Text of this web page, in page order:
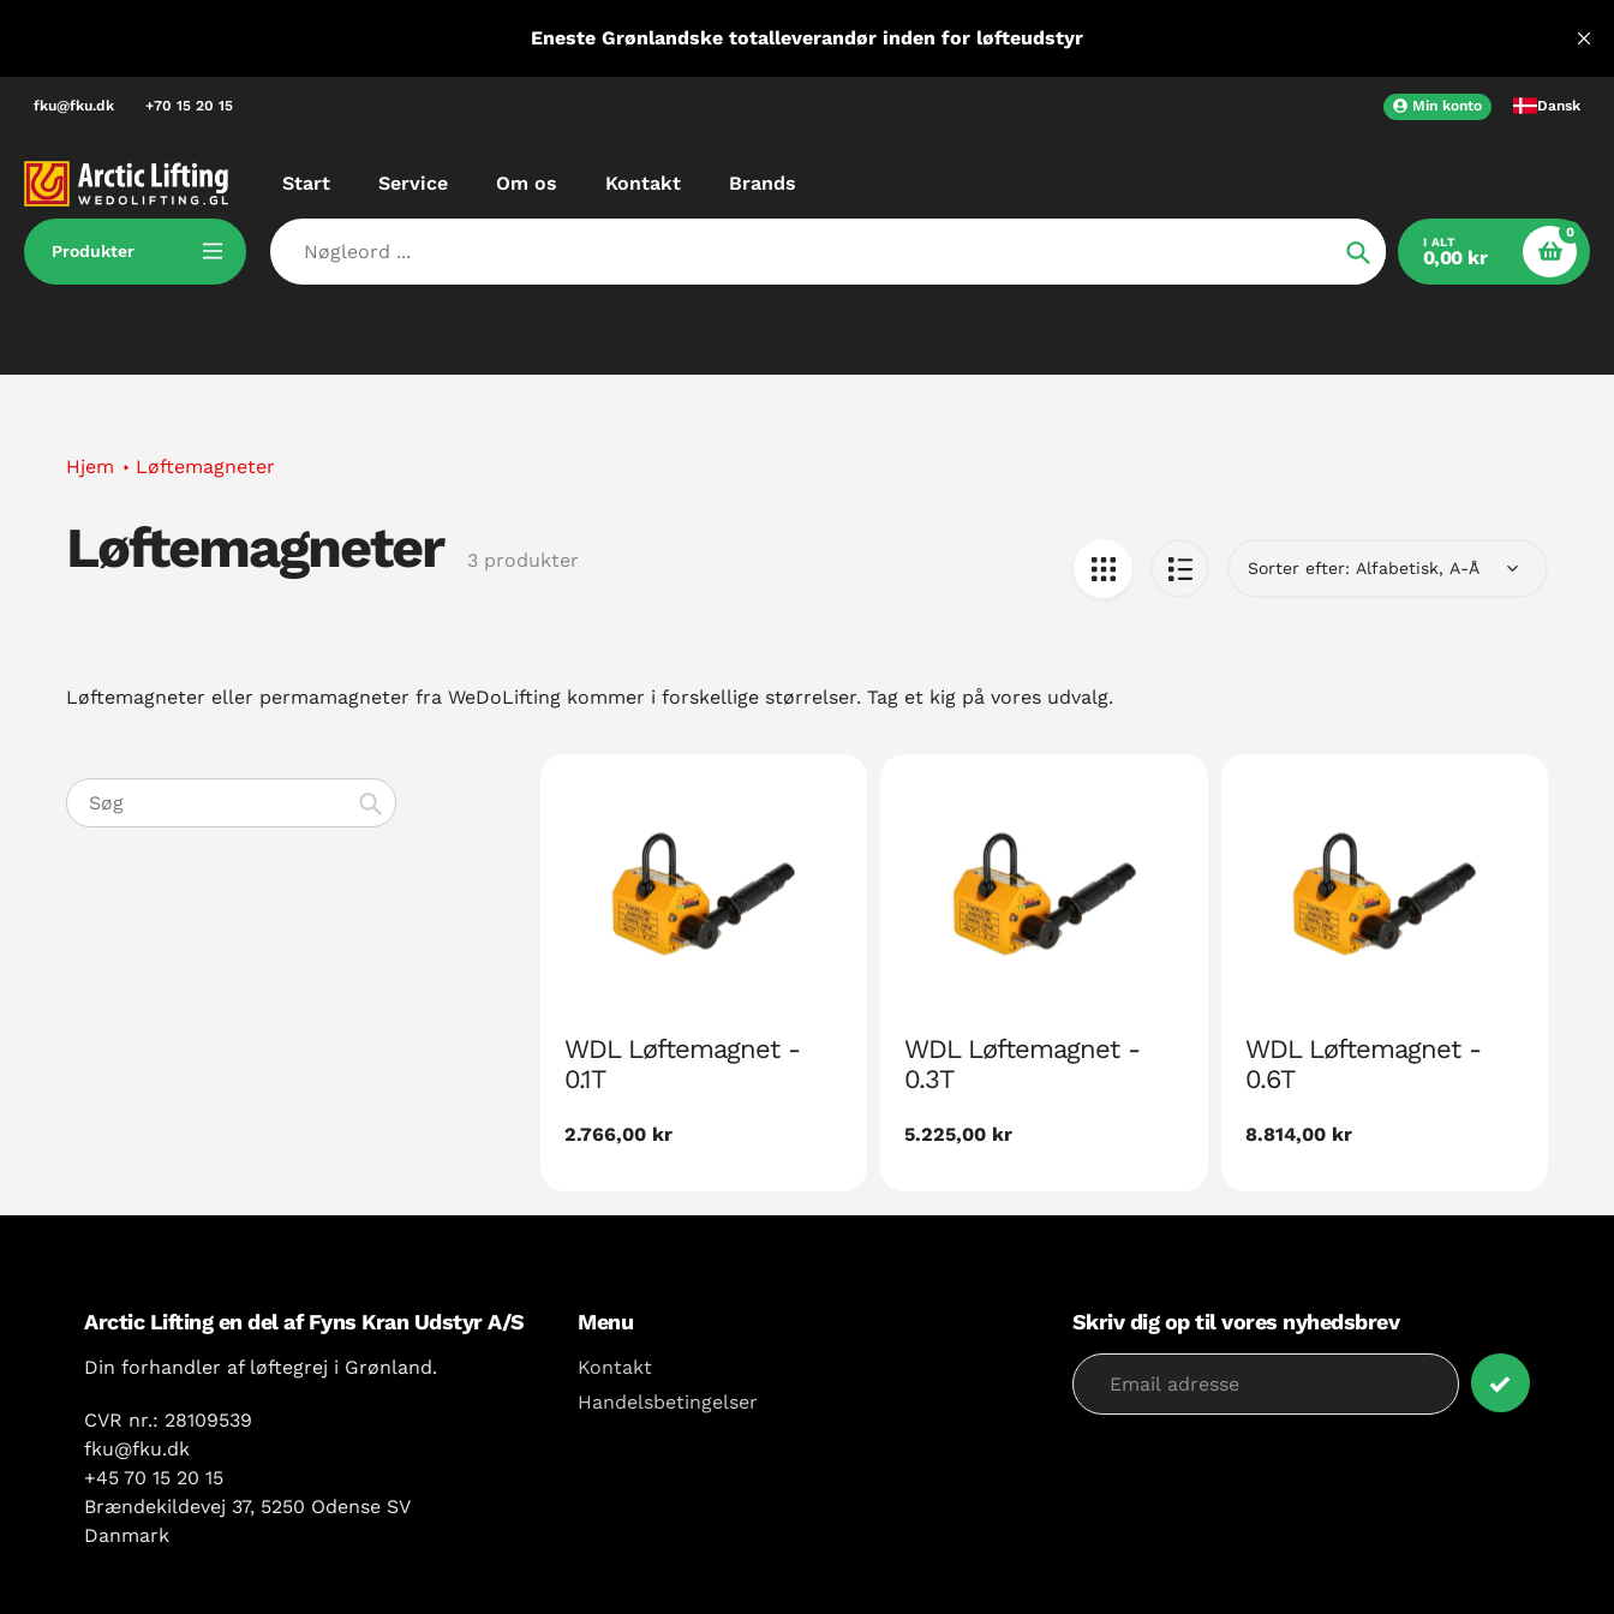
Eneste Grønlandske totalleverandør inden for løfteudstyr
fku@fku.dk +70 15 20 15 Min konto Dansk
Start Service Om os Kontakt Brands
Produkter
Søg
I ALT
0,00 kr
0
Hjem Løftemagneter
Kollektion:
Løftemagneter 3 produkter Sorter efter:
Løftemagneter eller permamagneter fra WeDoLifting kommer i forskellige størrelser. Tag et kig på vores udvalg.
Søg
WDL Løftemagnet -
0.1T
Normal
2.766,00 kr
WDL Løftemagnet -
0.3T
Normal
5.225,00 kr
WDL Løftemagnet -
0.6T
Normal
8.814,00 kr
Arctic Lifting en del af Fyns Kran Udstyr A/S
Din forhandler af løftegrej i Grønland.
CVR nr.: 28109539
fku@fku.dk
+45 70 15 20 15
Brændekildevej 37, 5250 Odense SV
Danmark
Menu
Kontakt
Handelsbetingelser
Skriv dig op til vores nyhedsbrev